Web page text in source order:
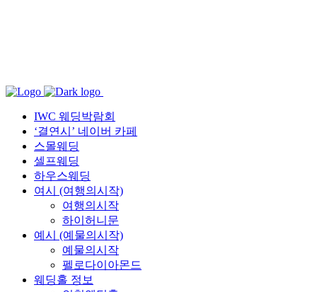
IWC 웨딩박람회
‘결연시’ 네이버 카페
스몰웨딩
셀프웨딩
하우스웨딩
여시 (여행의시작)
여행의시작
하이허니문
예시 (예물의시작)
예물의시작
펠로다이아몬드
웨딩홀 정보